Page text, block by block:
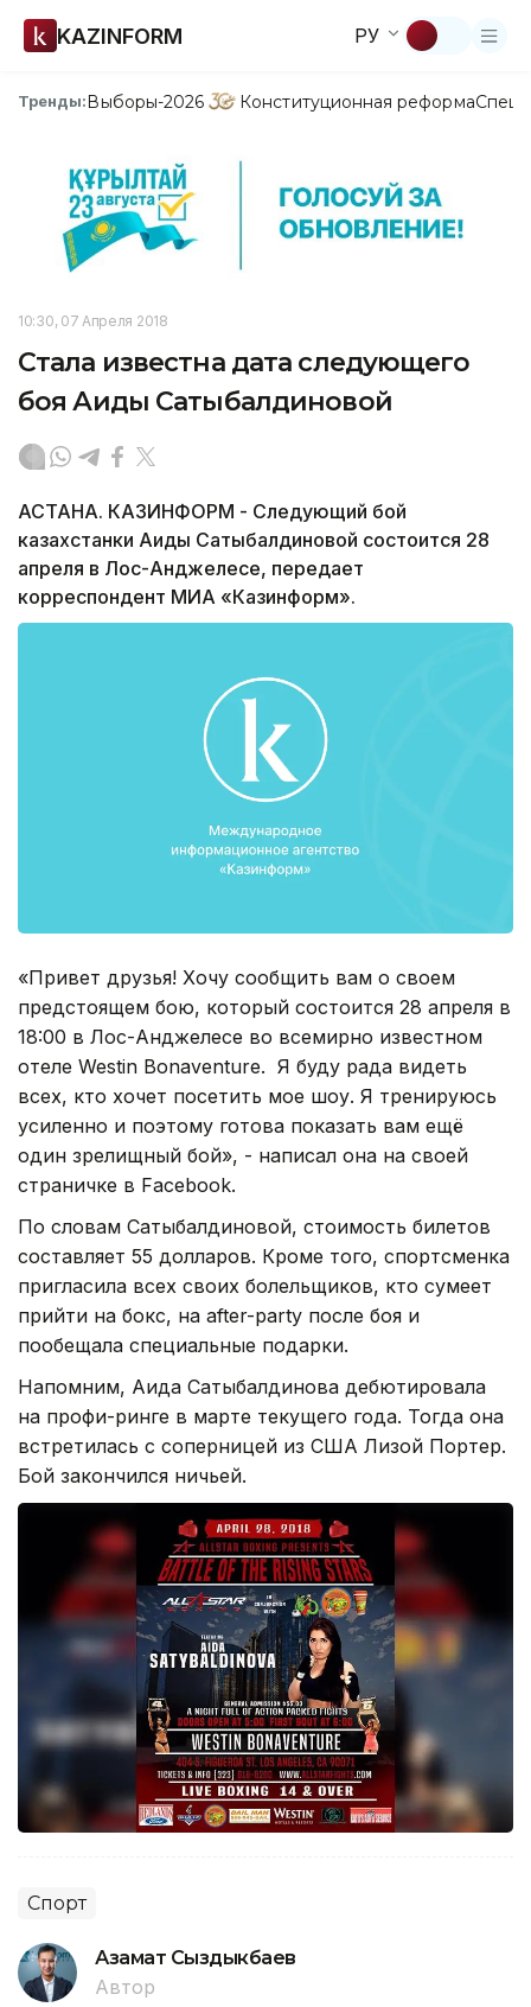
KAZINFORM РУ
Тренды:Выборы-2026 Конституционная реформа
10:30, 07 Апреля 2018
Стала известна дата следующего
боя Аиды Сатыбалдиновой
АСТАНА. КАЗИНФОРМ - Следующий бой
казахстанки Аиды Сатыбалдиновой состоится 28
апреля в Лос-Анджелесе, передает
корреспондент МИА «Казинформ».
«Привет друзья! Хочу сообщить вам о своем
предстоящем бою, который состоится 28 апреля в
18:00 в Лос-Анджелесе во всемирно известном
отеле Westin Bonaventure. Я буду рада видеть
всех, кто хочет посетить мое шоу. Я тренируюсь
усиленно и поэтому готова показать вам ещё
один зрелищный бой», - написал она на своей
страничке в Facebook.
По словам Сатыбалдиновой, стоимость билетов
составляет 55 долларов. Кроме того, спортсменка
пригласила всех своих болельщиков, кто сумеет
прийти на бокс, на after-party после боя и
пообещала специальные подарки.
Напомним, Аида Сатыбалдинова дебютировала
на профи-ринге в марте текущего года. Тогда она
встретилась с соперницей из США Лизой Портер.
Бой закончился ничьей.
Спорт
Азамат Сыздыкбаев
Автор